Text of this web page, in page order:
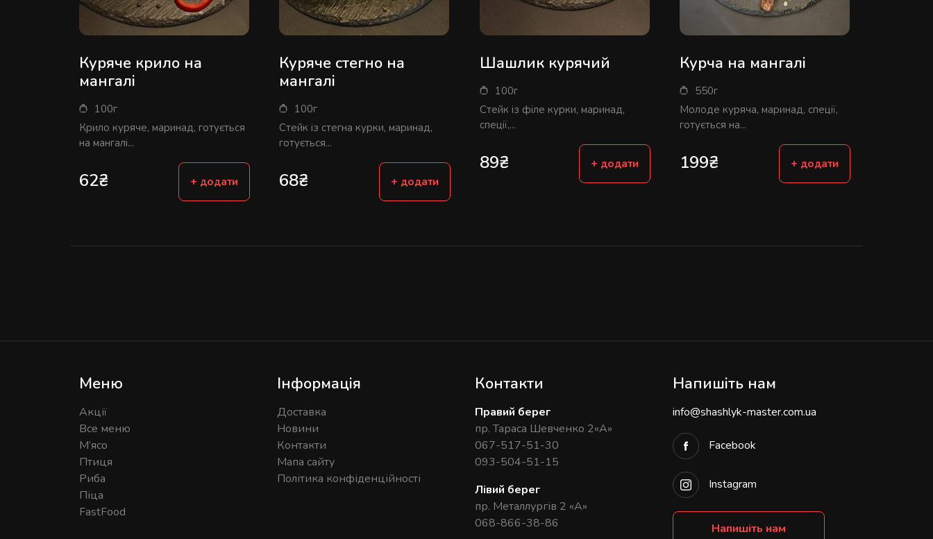
Куряче крило на
мангалі
100г
Крило куряче, маринад, готується
на мангалі...
62₴ + додати
Куряче стегно на
мангалі
100г
Стейк із стегна курки, маринад,
готується...
68₴ + додати
Шашлик курячий
100г
Стейк із філе курки, маринад,
спеції,...
89₴ + додати
Курча на мангалі
550г
Молоде куряча, маринад, спеції,
готується на...
199₴ + додати
Меню
Акції
Все меню
М’ясо
Птиця
Риба
Піца
FastFood
Інформація
Доставка
Новини
Контакти
Мапа сайту
Політика конфіденційності
Контакти
Правий берег
пр. Тараса Шевченко 2«А»
067-517-51-30
093-504-51-15
Лівий берег
пр. Металлургів 2 «А»
068-866-38-86
Напишіть нам
info@shashlyk-master.com.ua
Facebook
Instagram
Напишіть нам